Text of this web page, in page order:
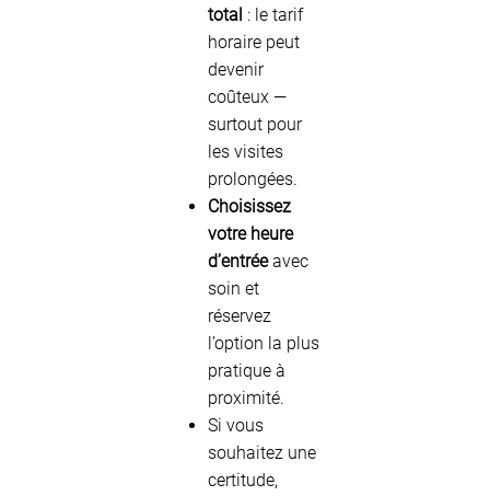
total : le tarif
horaire peut
devenir
coûteux —
surtout pour
les visites
prolongées.
Choisissez
votre heure
d’entréeavec
soin et
réservez
l’option la plus
pratique à
proximité.
Si vous
souhaitez une
certitude,